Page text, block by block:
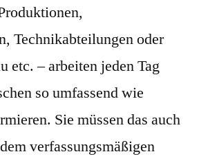
Technikabteilungen oder
etc. – arbeiten jeden Tag
so umfassend wie
Sie müssen das auch
verfassungsmäßigen